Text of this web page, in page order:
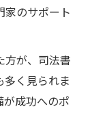
家のサポート
方が、司法書
く見られま
成功へのポ